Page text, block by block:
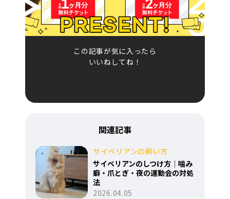
この記事が気に入ったら
いいねしてね！
関連記事
サイベリアンの飼い方
サイベリアンのしつけ方｜噛み
癖・爪とぎ・夜の運動会の対処
法
2026.04.05